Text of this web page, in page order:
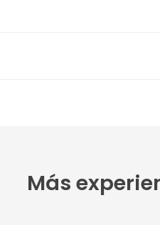
Más